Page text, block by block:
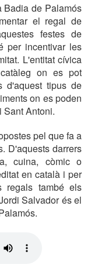
Badia de Palamós
el regal de
festes de
per incentivar les
L'entitat cívica
on es pot
d'aquest tipus de
on es poden
Sant Antoni.
pel que fa a
D'aquests darrers
cuina, còmic o
en català i per
regals també els
Salvador és el